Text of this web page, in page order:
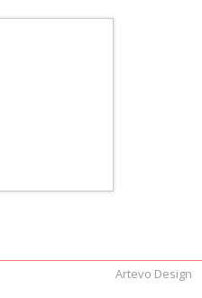
Artevo Design